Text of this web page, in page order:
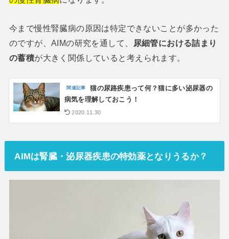
今まで慢性腎臓病の原因は特定できないことが多かった
のですが、AIMの研究を通して、
尿細管における詰まり
の蓄積が大きく関係していると考えられます。
猫の尿路疾患って何？猫に多い泌尿器の
病気を理解しておこう！
2020.11.30
AIMは腎臓・泌尿器疾患の特効薬となりうるか？